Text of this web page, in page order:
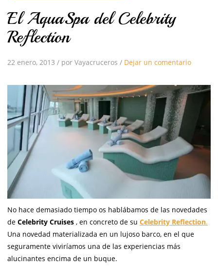
El AquaSpa del Celebrity
Reflection
22 enero, 2013 / por Vayacruceros / Dejar un comentario
No hace demasiado tiempo os hablábamos de las novedades
de Celebrity Cruises , en concreto de su Celebrity Reflection.
Una novedad materializada en un lujoso barco, en el que
seguramente viviríamos una de las experiencias más
alucinantes encima de un buque.